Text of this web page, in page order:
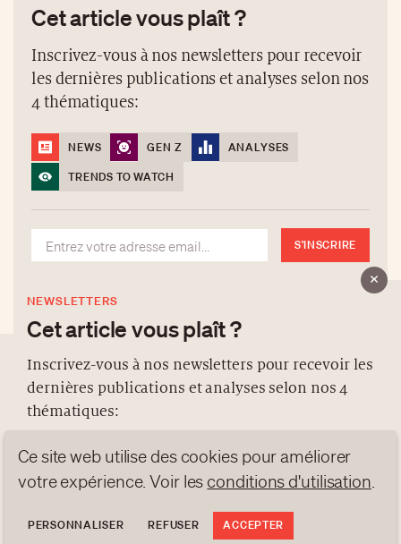
Cet article vous plaît ?
Inscrivez-vous à nos newsletters pour recevoir
les dernières publications et analyses selon nos
4 thématiques:
NEWS GEN Z
ANALYSES
TRENDS TO WATCH
S'INSCRIRE
NEWSLETTERS
Cet article vous plaît ?
Inscrivez-vous à nos newsletters pour recevoir les
dernières publications et analyses selon nos 4
thématiques:
NEWS GEN Z
ANALYSES
TRENDS TO WATCH
À PROPOS
PROTECTION DES DONNÉES
contact@luxurytribune.com
Conçu parAntistatique
Ce site web utilise des cookies pour améliorer
votre expérience. Voir les conditions d'utilisation
PERSONNALISER REFUSER ACCEPTER